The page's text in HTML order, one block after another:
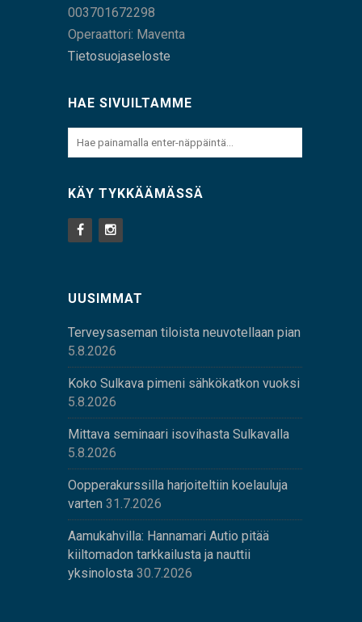
003701672298
Operaattori: Maventa
Tietosuojaseloste
HAE SIVUILTAMME
KÄY TYKKÄÄMÄSSÄ
UUSIMMAT
Terveysaseman tiloista neuvotellaan pian
5.8.2026
Koko Sulkava pimeni sähkökatkon vuoksi
5.8.2026
Mittava seminaari isovihasta Sulkavalla
5.8.2026
Oopperakurssilla harjoiteltiin koelauluja
varten 31.7.2026
Aamukahvilla: Hannamari Autio pitää
kiiltomadon tarkkailusta ja nauttii
yksinolosta 30.7.2026